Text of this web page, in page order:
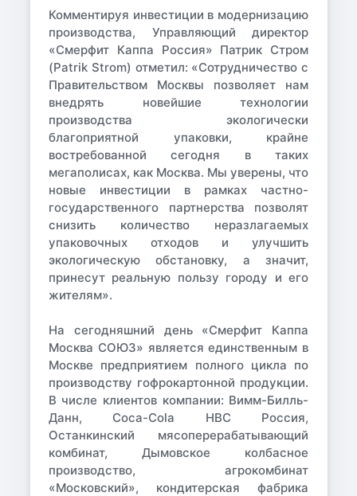
Комментируя инвестиции в модернизацию
производства, Управляющий директор
«Смерфит Каппа Россия» Патрик Стром
(Patrik Strom) отметил: «Сотрудничество с
Правительством Москвы позволяет нам
внедрять новейшие технологии
производства экологически
благоприятной упаковки, крайне
востребованной сегодня в таких
мегаполисах, как Москва. Мы уверены, что
новые инвестиции в рамках частно-
государственного партнерства позволят
снизить количество неразлагаемых
упаковочных отходов и улучшить
экологическую обстановку, а значит,
принесут реальную пользу городу и его
жителям».
На сегодняшний день «Смерфит Каппа
Москва СОЮЗ» является единственным в
Москве предприятием полного цикла по
производству гофрокартонной продукции.
В числе клиентов компании: Вимм-Билль-
Данн, Coca-Cola HBC Россия,
Останкинский мясоперерабатывающий
комбинат, Дымовское колбасное
производство, агрокомбинат
«Московский», кондитерская фабрика